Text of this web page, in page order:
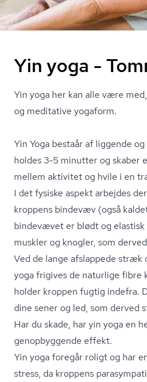
Yin yoga -
Yin yoga her kan alle være
og meditative yogaform.
Yin Yoga bestaår af liggende
holdes 3-5 minutter og skaber
mellem aktivitet og hvile i en
I det fysiske aspekt arbejdes
kroppens bindevæv (også
bindevævet er blødt og
muskler og knogler, som
Ved de lange afslappede stræk
yoga frigives de naturlige fibre
holder kroppen fugtig indefra.
dine sener og led, som derved
Har du skade, har yin yoga en
genopbyggende effekt.
Yin yoga foregår roligt og har
stress, da kroppens